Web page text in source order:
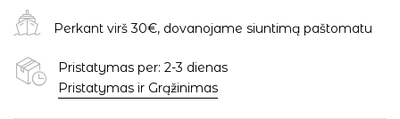
Perkant virš 30€, dovanojame siuntimą paštomatu
Pristatymas per: 2-3 dienas
Pristatymas ir Grąžinimas